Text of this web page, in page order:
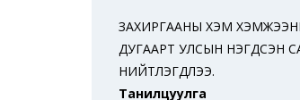
ЗАХИРГААНЫ ХЭМ
ДУГААРТ УЛСЫН НЭГДСЭН
НИЙТЛЭГДЛЭЭ.
Танилцуулга